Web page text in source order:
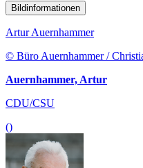
Bildinformationen
Artur Auernhammer
© Büro Auernhammer /
Auernhammer, Artur
CDU/CSU
()